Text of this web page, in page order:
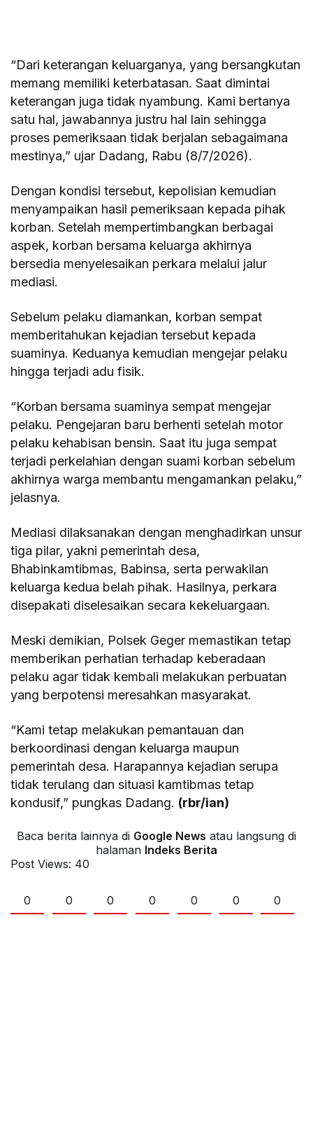
“Dari keterangan keluarganya, yang bersangkutan
memang memiliki keterbatasan. Saat dimintai
keterangan juga tidak nyambung. Kami bertanya
satu hal, jawabannya justru hal lain sehingga
proses pemeriksaan tidak berjalan sebagaimana
mestinya,” ujar Dadang, Rabu (8/7/2026).
Dengan kondisi tersebut, kepolisian kemudian
menyampaikan hasil pemeriksaan kepada pihak
korban. Setelah mempertimbangkan berbagai
aspek, korban bersama keluarga akhirnya
bersedia menyelesaikan perkara melalui jalur
mediasi.
Sebelum pelaku diamankan, korban sempat
memberitahukan kejadian tersebut kepada
suaminya. Keduanya kemudian mengejar pelaku
hingga terjadi adu fisik.
“Korban bersama suaminya sempat mengejar
pelaku. Pengejaran baru berhenti setelah motor
pelaku kehabisan bensin. Saat itu juga sempat
terjadi perkelahian dengan suami korban sebelum
akhirnya warga membantu mengamankan pelaku,”
jelasnya.
Mediasi dilaksanakan dengan menghadirkan unsur
tiga pilar, yakni pemerintah desa,
Bhabinkamtibmas, Babinsa, serta perwakilan
keluarga kedua belah pihak. Hasilnya, perkara
disepakati diselesaikan secara kekeluargaan.
Meski demikian, Polsek Geger memastikan tetap
memberikan perhatian terhadap keberadaan
pelaku agar tidak kembali melakukan perbuatan
yang berpotensi meresahkan masyarakat.
“Kami tetap melakukan pemantauan dan
berkoordinasi dengan keluarga maupun
pemerintah desa. Harapannya kejadian serupa
tidak terulang dan situasi kamtibmas tetap
kondusif,” pungkas Dadang. (rbr/ian)
Baca berita lainnya di Google News atau langsung di
halaman Indeks Berita
Post Views: 40
0 0 0 0 0 0 0